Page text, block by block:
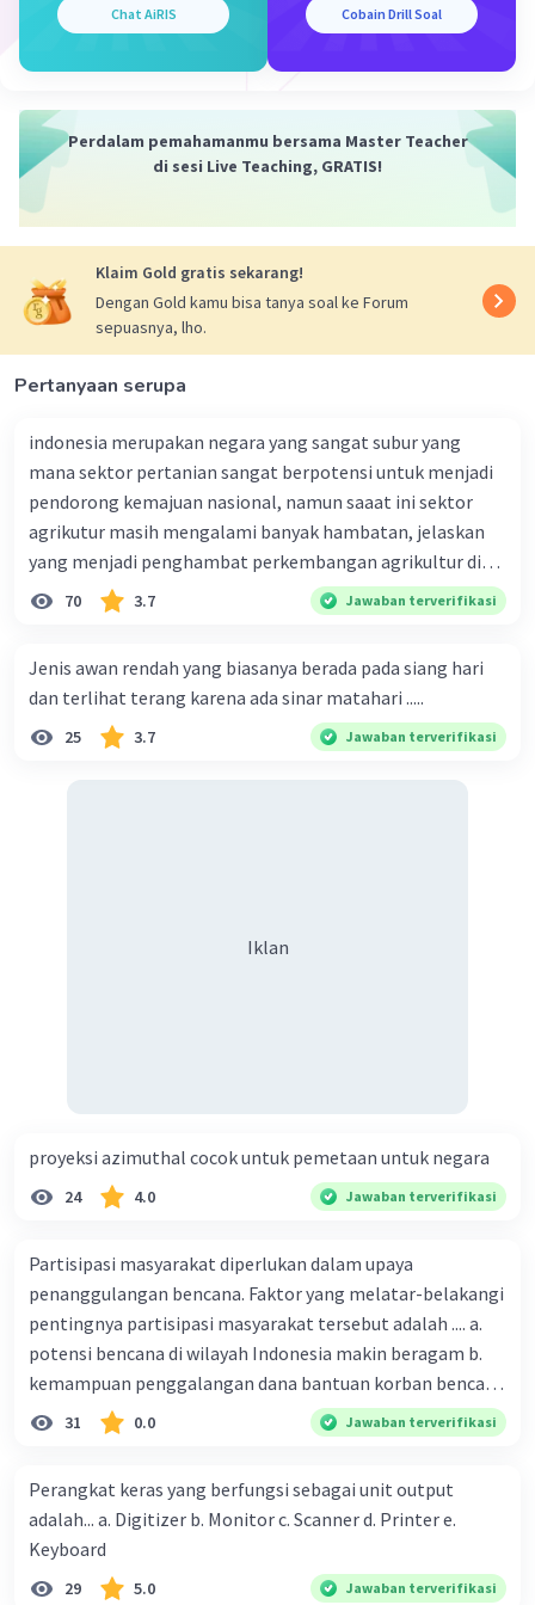
mencari bahan produksi.
Beri Rating
Iklan
Chat AiRIS Cobain Drill Soal
Perdalam pemahamanmu bersama Master Teacher
di sesi Live Teaching, GRATIS!
Klaim Gold gratis sekarang!
Dengan Gold kamu bisa tanya soal ke Forum
sepuasnya, lho.
Pertanyaan serupa
indonesia merupakan negara yang sangat subur yang
mana sektor pertanian sangat berpotensi untuk menjadi
pendorong kemajuan nasional, namun saaat ini sektor
agrikutur masih mengalami banyak hambatan, jelaskan
yang menjadi penghambat perkembangan agrikultur di
indonesia
70 3.7 Jawaban terverifikasi
Jenis awan rendah yang biasanya berada pada siang hari
dan terlihat terang karena ada sinar matahari .....
25 3.7 Jawaban terverifikasi
Iklan
proyeksi azimuthal cocok untuk pemetaan untuk negara
24 4.0 Jawaban terverifikasi
Partisipasi masyarakat diperlukan dalam upaya
penanggulangan bencana. Faktor yang melatar-belakangi
pentingnya partisipasi masyarakat tersebut adalah .... a.
potensi bencana di wilayah Indonesia makin beragam b.
kemampuan penggalangan dana bantuan korban bencana
makin tinggi c. pemahaman pendidikan kebencanaan
kepada masyarakat masih rendah d. masyarakat
bencana e. kepercayaan pemerintah bahwa masyarakat
mampu mengatasi bencana
31 0.0 Jawaban terverifikasi
Perangkat keras yang berfungsi sebagai unit output
adalah... a. Digitizer b. Monitor c. Scanner d. Printer e.
Keyboard
29 5.0 Jawaban terverifikasi